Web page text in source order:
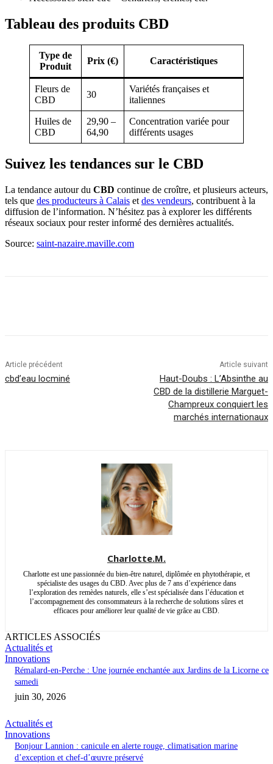
Tableau des produits CBD
Type de
Produit
Prix (€) Caractéristiques
Fleurs de
CBD
30
Variétés françaises et
italiennes
Huiles de
CBD
29,90 –
64,90
Concentration variée pour
différents usages
Suivez les tendances sur le CBD
La tendance autour du CBD continue de croître, et plusieurs acteurs,
tels que des producteurs à Calais et des vendeurs, contribuent à la
diffusion de l’information. N’hésitez pas à explorer les différents
réseaux sociaux pour rester informé des dernières actualités.
Source: saint-nazaire.maville.com
Article précédent
cbd’eau locminé
Article suivant
Haut-Doubs : L’Absinthe au
CBD de la distillerie Marguet-
Champreux conquiert les
marchés internationaux
Charlotte.M.
Charlotte est une passionnée du bien-être naturel, diplômée en phytothérapie, et
spécialiste des usages du CBD. Avec plus de 7 ans d’expérience dans
l’exploration des remèdes naturels, elle s’est spécialisée dans l’éducation et
l’accompagnement des consommateurs à la recherche de solutions sûres et
efficaces pour améliorer leur qualité de vie grâce au CBD.
ARTICLES ASSOCIÉS
Actualités et
Innovations
Rémalard-en-Perche : Une journée enchantée aux Jardins de la Licorne ce
samedi
juin 30, 2026
Actualités et
Innovations
Bonjour Lannion : canicule en alerte rouge, climatisation marine
d’exception et chef-d’œuvre préservé